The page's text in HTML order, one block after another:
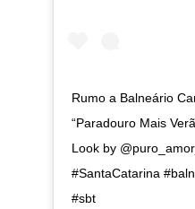
Rumo a Balneário
“Paradouro Mais
Look by
#SantaCatarina
#sbt